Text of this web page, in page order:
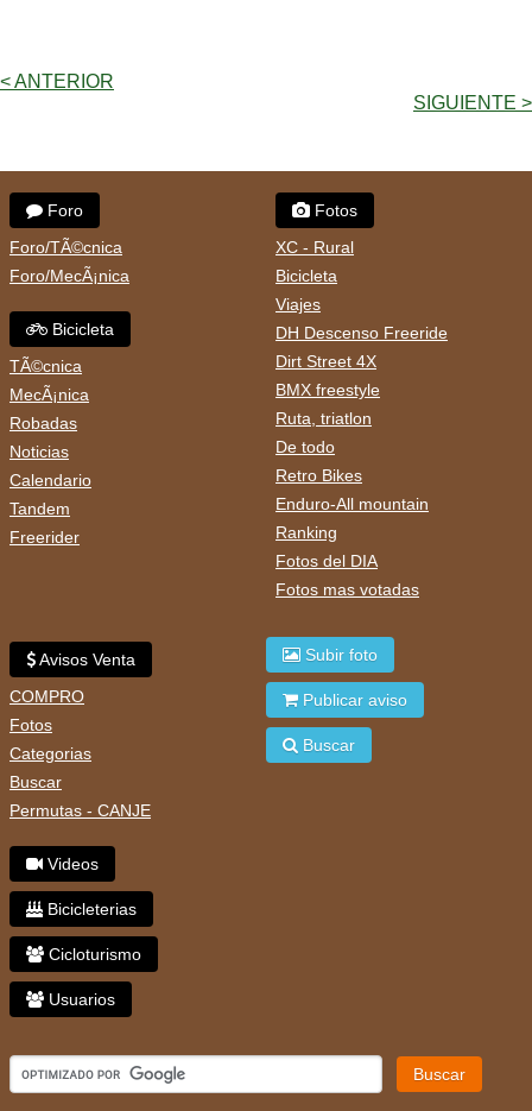
< ANTERIOR
SIGUIENTE >
Foro
Foro/TÃ©cnica
Foro/MecÃ¡nica
Bicicleta
TÃ©cnica
MecÃ¡nica
Robadas
Noticias
Calendario
Tandem
Freerider
Fotos
XC - Rural
Bicicleta
Viajes
DH Descenso Freeride
Dirt Street 4X
BMX freestyle
Ruta, triatlon
De todo
Retro Bikes
Enduro-All mountain
Ranking
Fotos del DIA
Fotos mas votadas
Avisos Venta
COMPRO
Fotos
Categorias
Buscar
Permutas - CANJE
Videos
Bicicleterias
Cicloturismo
Usuarios
Subir foto
Publicar aviso
Buscar
Buscar